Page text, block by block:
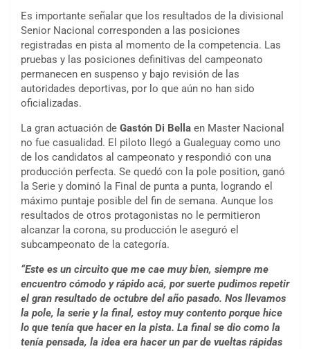
Es importante señalar que los resultados de la divisional
Senior Nacional corresponden a las posiciones
registradas en pista al momento de la competencia. Las
pruebas y las posiciones definitivas del campeonato
permanecen en suspenso y bajo revisión de las
autoridades deportivas, por lo que aún no han sido
oficializadas.
La gran actuación de Gastón Di Bella en Master Nacional
no fue casualidad. El piloto llegó a Gualeguay como uno
de los candidatos al campeonato y respondió con una
producción perfecta. Se quedó con la pole position, ganó
la Serie y dominó la Final de punta a punta, logrando el
máximo puntaje posible del fin de semana. Aunque los
resultados de otros protagonistas no le permitieron
alcanzar la corona, su producción le aseguró el
subcampeonato de la categoría.
“Este es un circuito que me cae muy bien, siempre me
encuentro cómodo y rápido acá, por suerte pudimos repetir
el gran resultado de octubre del año pasado. Nos llevamos
la pole, la serie y la final, estoy muy contento porque hice
lo que tenía que hacer en la pista. La final se dio como la
tenía pensada, la idea era hacer un par de vueltas rápidas